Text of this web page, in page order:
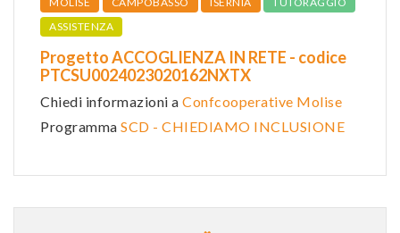
ASSISTENZA
Progetto ACCOGLIENZA IN RETE - codice
PTCSU0024023020162NXTX
Chiedi informazioni a Confcooperative Molise
Programma SCD - CHIEDIAMO INCLUSIONE